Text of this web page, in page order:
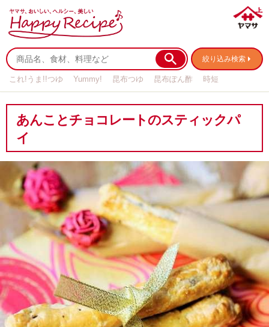
絞り込み検索
これ!うま!!つゆ Yummy! 昆布つゆ 昆布ぽん酢
時短
あんことチョコレートのスティックパ
イ